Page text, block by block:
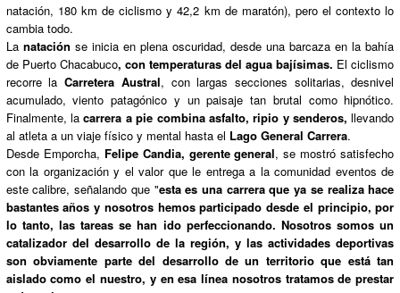
natación, 180 km de ciclismo y 42,2 km de maratón), pero el contexto lo
cambia todo.
La natación se inicia en plena oscuridad, desde una barcaza en la bahía
de Puerto Chacabuco, con temperaturas del agua bajísimas. El ciclismo
recorre la Carretera Austral, con largas secciones solitarias, desnivel
acumulado, viento patagónico y un paisaje tan brutal como hipnótico.
Finalmente, la carrera a pie combina asfalto, ripio y senderos, llevando
al atleta a un viaje físico y mental hasta el Lago General Carrera.
Desde Emporcha, Felipe Candia, gerente general, se mostró satisfecho
con la organización y el valor que le entrega a la comunidad eventos de
este calibre, señalando que "esta es una carrera que ya se realiza hace
bastantes años y nosotros hemos participado desde el principio, por
lo tanto, las tareas se han ido perfeccionando. Nosotros somos un
catalizador del desarrollo de la región, y las actividades deportivas
son obviamente parte del desarrollo de un territorio que está tan
aislado como el nuestro, y en esa línea nosotros tratamos de prestar